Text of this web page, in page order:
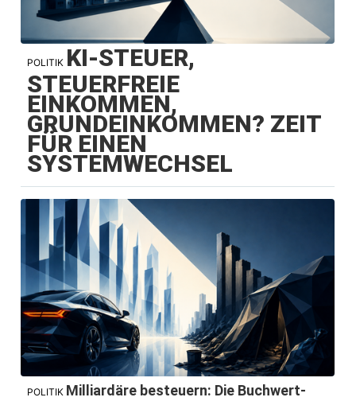
POLITIK KI-STEUER,
STEUERFREIE
EINKOMMEN,
GRUNDEINKOMMEN? ZEIT
FÜR EINEN
SYSTEMWECHSEL
POLITIK Milliardäre besteuern: Die Buchwert-